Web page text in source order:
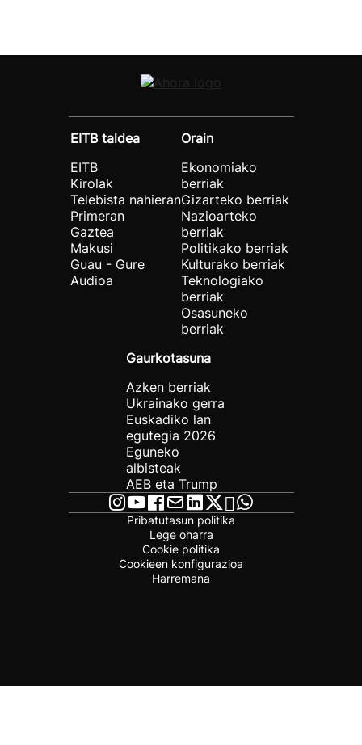
EITB taldea
EITB
Kirolak
Telebista nahieran
Primeran
Gaztea
Makusi
Guau - Gure
Audioa
Orain
Ekonomiako
berriak
Gizarteko berriak
Nazioarteko
berriak
Politikako berriak
Kulturako berriak
Teknologiako
berriak
Osasuneko
berriak
Gaurkotasuna
Azken berriak
Ukrainako gerra
Euskadiko lan
egutegia 2026
Eguneko
albisteak
AEB eta Trump
Pribatutasun politika
Lege oharra
Cookie politika
Cookieen konfigurazioa
Harremana